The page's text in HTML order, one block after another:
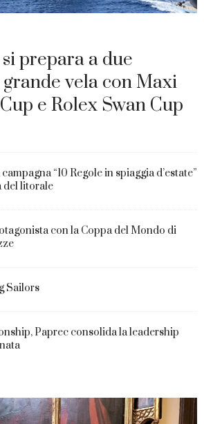
prepara a due
vela con Maxi
e Rolex Swan Cup
“10 Regole in spiaggia d’estate”
del litorale
con la Coppa del Mondo di
Sailors
Paprec consolida la leadership